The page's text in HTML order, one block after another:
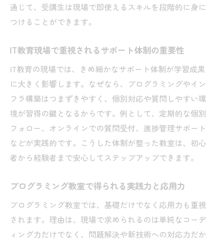
通じて、受講生は現場で即使えるスキルを段階的に身に
つけることができます。
IT教育現場で重視されるサポート体制の重要性
IT教育の現場では、きめ細かなサポート体制が学習成果
に大きく影響します。なぜなら、プログラミングやイン
フラ構築はつまずきやすく、個別対応や質問しやすい環
境が習得の鍵となるからです。例として、定期的な個別
フォロー、オンラインでの質問受付、進捗管理サポート
などが実践的です。こうした体制が整った教室は、初心
者から経験者まで安心してステップアップできます。
プログラミング教室で得られる実践力と応用力
プログラミング教室では、基礎だけでなく応用力も重視
されます。理由は、現場で求められるのは単純なコーデ
ィング力だけでなく、問題解決や新技術への対応力だか